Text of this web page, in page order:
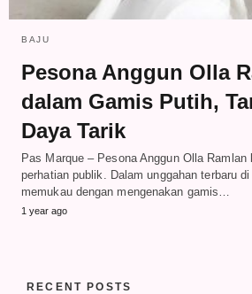
BAJU
Pesona Anggun Olla
dalam Gamis Putih,
Daya Tarik
Pas Marque – Pesona Anggun Olla Ramlan
perhatian publik. Dalam unggahan terbaru
memukau dengan mengenakan gamis…
1 year ago
RECENT POSTS